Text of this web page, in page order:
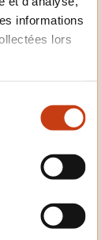
informations
lors